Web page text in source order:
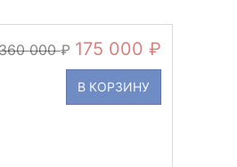
000 175 000
В КОРЗИНУ